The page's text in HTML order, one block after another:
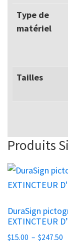
Type de
matériel
Tailles
Produits
DuraSign
EXTINCTEUR
$15.00 – $247.50
Ce
produit
plusieurs
variations.
Les